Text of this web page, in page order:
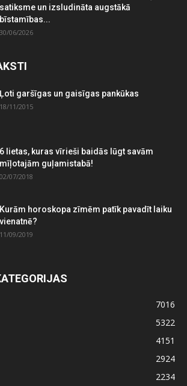
satiksme un izsludināta augstākā
bīstamības...
30/06/2026
Ļoti garšīgas un gaisīgas pankūkas
18/11/2015
6 lietas, kuras vīrieši baidās lūgt savām
mīļotajām guļamistabā!
02/07/2018
Kurām horoskopa zīmēm patīk pavadīt laiku
vienatnē?
11/09/2019
7016
5322
4151
2924
2234